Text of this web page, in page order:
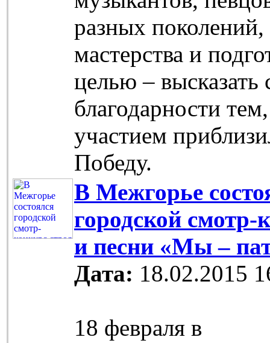
разных
мастерства и
целью – высказать
благодарности
участием
Победу.
В Межгорье
городской смотр-
и песни «Мы –
Дата: 18.02.2015
18 февраля в